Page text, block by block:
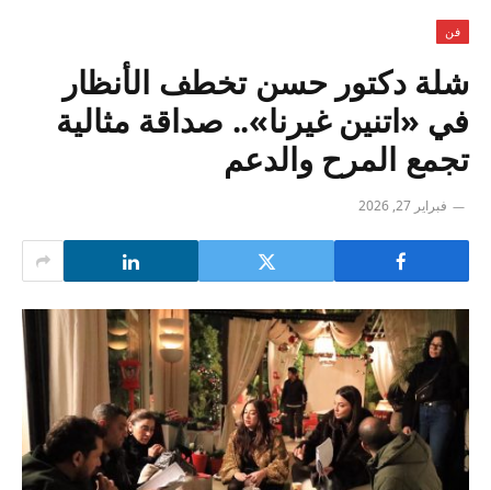
فن
شلة دكتور حسن تخطف الأنظار
في «اتنين غيرنا».. صداقة مثالية
تجمع المرح والدعم
فبراير 27, 2026